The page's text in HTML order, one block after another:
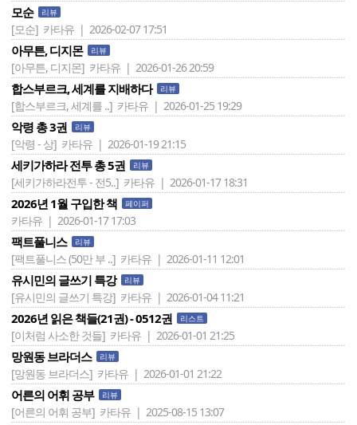
모순 리뷰
[모순] 카타유 | 2026-02-07 17:51
아무튼, 디지몬 리뷰
[아무튼, 디지몬] 카타유 | 2026-01-26 20:59
합스부르크, 세계를 지배하다 리뷰
[합스부르크, 세계를 ..] 카타유 | 2026-01-25 19:29
악령 총 3권 리뷰
[악령 - 상] 카타유 | 2026-01-19 21:15
세키가하라 전투 총 5권 리뷰
[세키가하라전투 - 전5..] 카타유 | 2026-01-17 18:31
2026년 1월 구입한 책 페이퍼
카타유 | 2026-01-17 17:03
팩트풀니스 리뷰
[팩트풀니스 (50만 부 ..] 카타유 | 2026-01-11 12:01
유시민의 글쓰기 특강 리뷰
[유시민의 글쓰기 특강] 카타유 | 2026-01-04 11:21
2026년 읽은 책들(21권) - 0512권 리스트
[이처럼 사소한 것들] 카타유 | 2026-01-01 21:25
망원동 브라더스 리뷰
[망원동 브라더스] 카타유 | 2026-01-01 21:22
어른의 어휘 공부 리뷰
[어른의 어휘 공부] 카타유 | 2025-08-15 13:07